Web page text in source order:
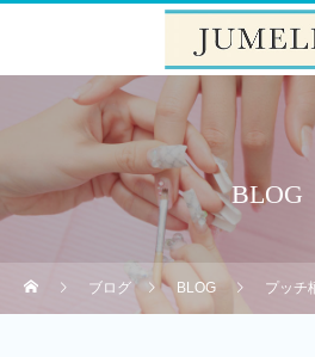
BLOG
ブログ BLOG プッチ